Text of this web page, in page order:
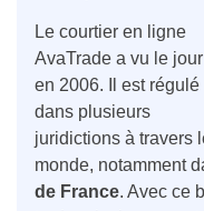
Le courtier en ligne
AvaTrade a vu le jour
en 2006. Il est régulé
dans plusieurs
juridictions à travers
monde, notamment
de France. Avec ce